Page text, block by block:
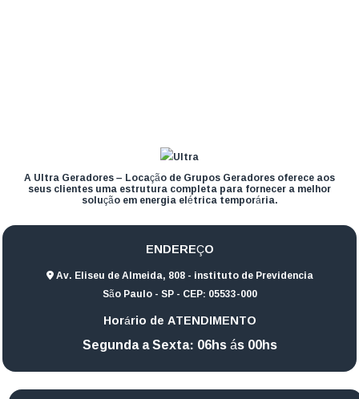
A Ultra Geradores – Locação de Grupos Geradores oferece aos
seus clientes uma estrutura completa para fornecer a melhor
solução em energia elétrica temporária.
ENDEREÇO
Av. Eliseu de Almeida, 808 - instituto de Previdencia
São Paulo - SP - CEP: 05533-000
Horário de ATENDIMENTO
Segunda a Sexta: 06hs ás 00hs